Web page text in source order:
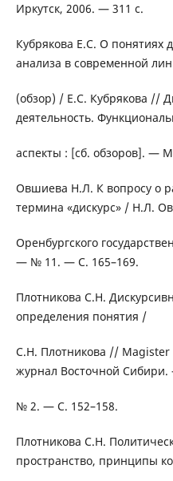
Иркутск, 2006. — 311 с.
Кубрякова Е.С. О понятиях
анализа в современной
(обзор) / Е.С. Кубрякова //
деятельность.
аспекты : [сб. обзоров]. —
Овшиева Н.Л. К вопросу о
термина «дискурс» / Н.Л.
Оренбургского
— № 11. — С. 165–169.
Плотникова С.Н.
определения понятия /
С.Н. Плотникова // Magister
журнал Восточной
№ 2. — С. 152–158.
Плотникова С.Н.
пространство, принципы